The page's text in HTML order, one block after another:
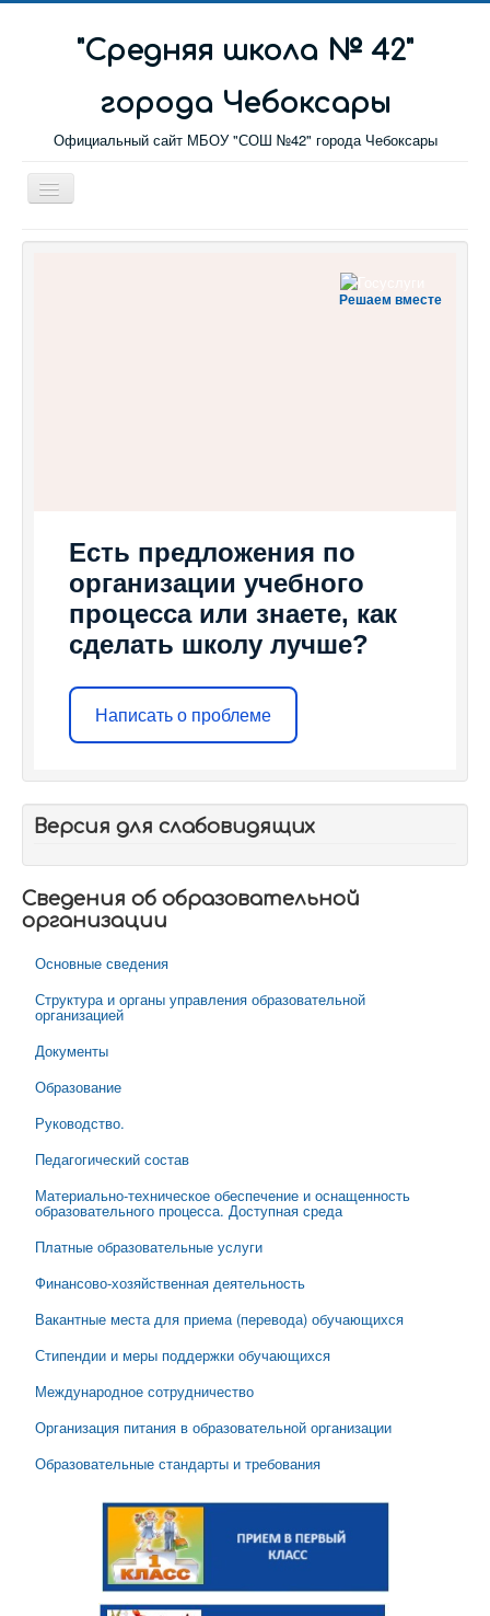
"Cредняя школа № 42"
города Чебоксары
Официальный сайт МБОУ "СОШ №42" города Чебоксары
Toggle
Navigation
Главная
Решаем вместе
Есть предложения по
организации учебного
процесса или знаете, как
сделать школу лучше?
Написать о проблеме
Версия для слабовидящих
Сведения об образовательной
организации
Основные сведения
Структура и органы управления образовательной
организацией
Документы
Образование
Руководство.
Педагогический состав
Материально-техническое обеспечение и оснащенность
образовательного процесса. Доступная среда
Платные образовательные услуги
Финансово-хозяйственная деятельность
Вакантные места для приема (перевода) обучающихся
Стипендии и меры поддержки обучающихся
Международное сотрудничество
Организация питания в образовательной организации
Образовательные стандарты и требования